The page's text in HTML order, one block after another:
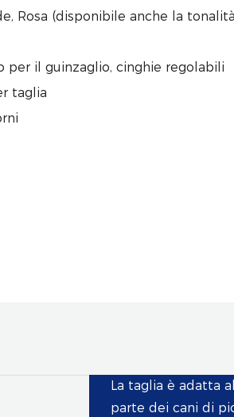
Rosa (disponibile anche la
per il guinzaglio, cinghie regolabili
taglia
La taglia è adatta
parte dei cani di